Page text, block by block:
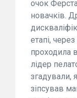
очок
новачків.
етапі,
проходила
лідер
згадували,
зіпсував